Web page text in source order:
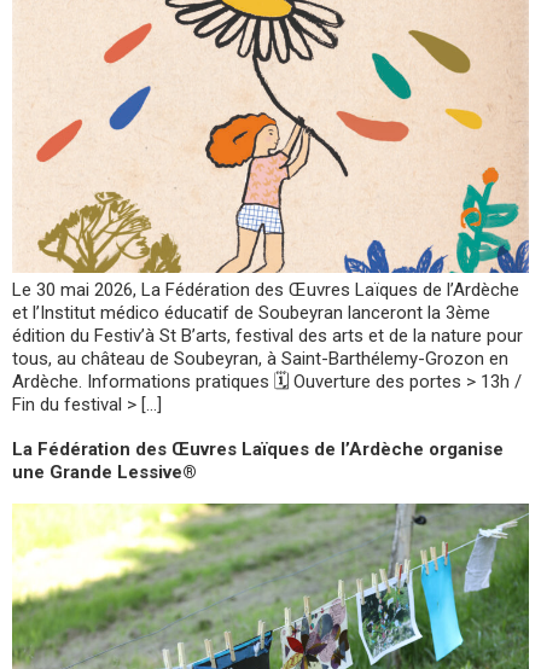
Le 30 mai 2026, La Fédération des Œuvres Laïques de l’Ardèche
et l’Institut médico éducatif de Soubeyran lanceront la 3ème
édition du Festiv’à St B’arts, festival des arts et de la nature pour
tous, au château de Soubeyran, à Saint-Barthélemy-Grozon en
Ardèche. Informations pratiques 🗓 Ouverture des portes > 13h /
Fin du festival > […]
La Fédération des Œuvres Laïques de l’Ardèche organise
une Grande Lessive®